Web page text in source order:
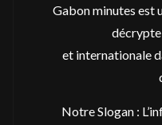
Gabon minutes est
décrypte
et internationale
Notre Slogan :